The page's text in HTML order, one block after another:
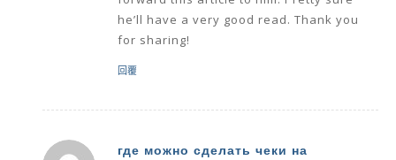
he’ll have a very good read. Thank you
for sharing!
回覆
где можно сделать чеки на